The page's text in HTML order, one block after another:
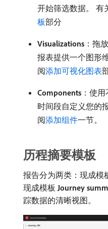
开始筛选数据。 有
板部分
Visualizations ：拖
报表提供一个图形
阅添加可视化图表
Components ：使
时间段自定义您的
阅添加组件一节。
历程摘要模板
报告分为两类：现成模
现成模板​ Journey
踪数据的清晰视图。